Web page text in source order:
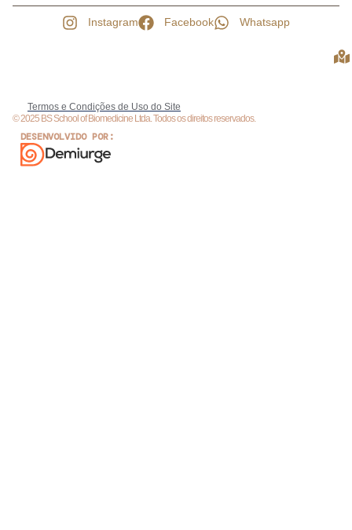
Instagram Facebook Whatsapp
Termos e Condições de Uso do Site
© 2025 BS School of Biomedicine Ltda. Todos os direitos reservados.
DESENVOLVIDO POR: